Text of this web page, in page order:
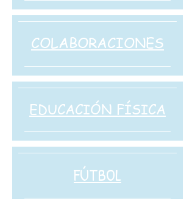
COLABORACIONES
EDUCACIÓN FÍSICA
​FÚTBOL